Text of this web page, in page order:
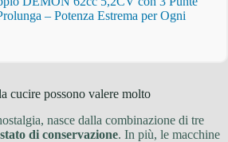
– Potenza Estrema per Ogni
cucire possono valere molto
nasce dalla combinazione di tre
stato di conservazione. In più, le macchine